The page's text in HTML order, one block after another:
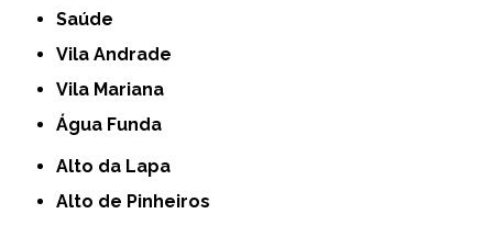
Saúde
Vila Andrade
Vila Mariana
Água Funda
Alto da Lapa
Alto de Pinheiros